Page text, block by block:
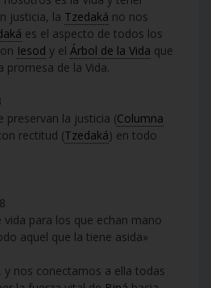
justicia, la Tzedaká no nos
es el aspecto de todos los
Iesod y el Árbol de la Vida que
promesa de la Vida.
preservan la justicia (Columna
rectitud (Tzedaká) en todo
vida para los que echan mano
aquel que la tiene asida»
, y nos conectamos a ella todas